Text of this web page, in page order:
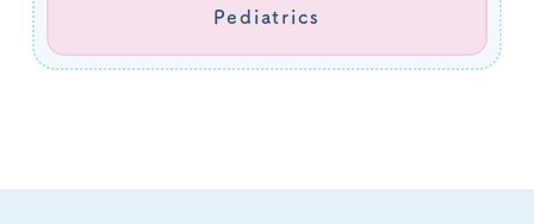
Pediatrics